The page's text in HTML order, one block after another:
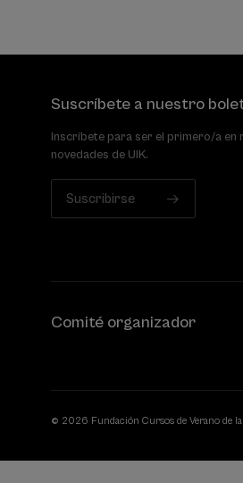
Suscríbete a nuestro
Inscríbete para ser el primero/a en
novedades de UIK.
Suscribirse
Comité organizador
© 2026 Fundación Cursos de Verano de la